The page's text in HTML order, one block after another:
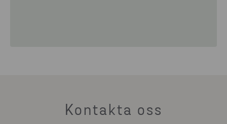
Kontakta oss